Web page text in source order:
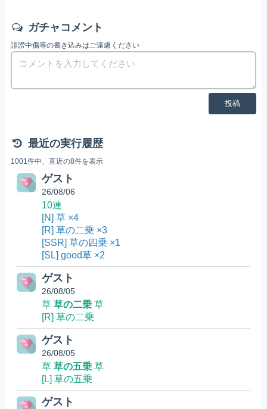
ガチャコメント
誹謗中傷等の書き込みはご遠慮ください
投稿
最近の実行履歴
1001件中、直近の8件を表示
ゲスト
26/08/06
10連
[N] 草 ×4
[R] 草の二乗 ×3
[SSR] 草の四乗 ×1
[SL] good草 ×2
ゲスト
26/08/05
草 草の二乗草
[R] 草の二乗
ゲスト
26/08/05
草 草の五乗草
[L] 草の五乗
ゲスト